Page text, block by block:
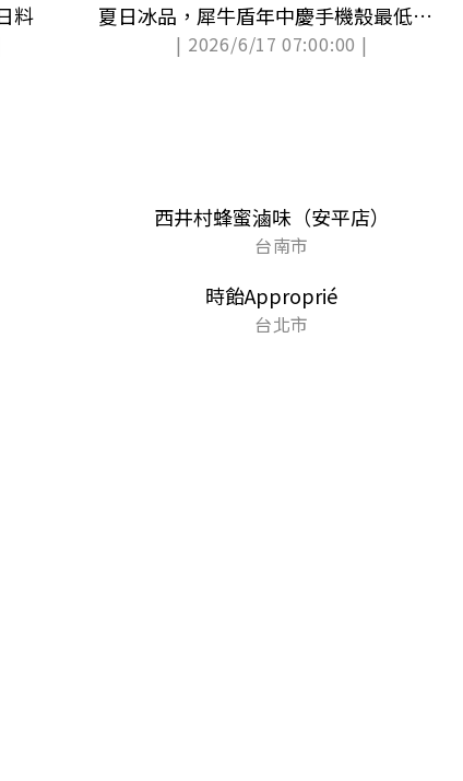
料
夏日冰品，犀牛盾年中慶手機殼最低５
| 2026/6/17 07:00:00 |
西井村蜂蜜滷味（安平店）
台南市
時飴Approprié
台北市